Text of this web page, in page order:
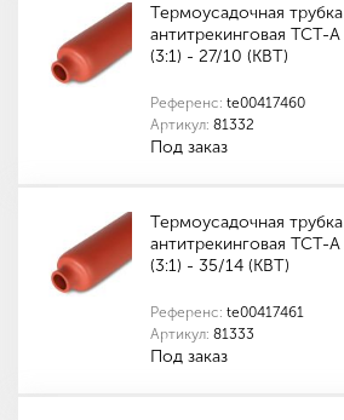
Термоусадочная трубка
антитрекинговая ТСТ-А
(3:1) - 27/10 (КВТ)
Референс: te00417460
Артикул: 81332
Под заказ
Термоусадочная трубка
антитрекинговая ТСТ-А
(3:1) - 35/14 (КВТ)
Референс: te00417461
Артикул: 81333
Под заказ